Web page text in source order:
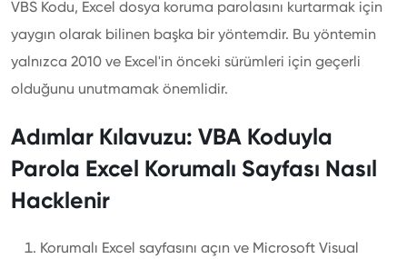
VBS Kodu, Excel dosya koruma parolasını kurtarmak için
yaygın olarak bilinen başka bir yöntemdir. Bu yöntemin
yalnızca 2010 ve Excel'in önceki sürümleri için geçerli
olduğunu unutmamak önemlidir.
Adımlar Kılavuzu: VBA Koduyla
Parola Excel Korumalı Sayfası Nasıl
Hacklenir
Korumalı Excel sayfasını açın ve Microsoft Visual